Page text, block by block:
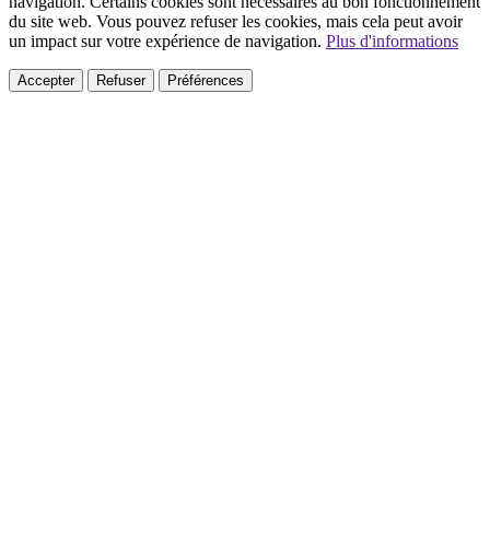
du site web. Vous pouvez refuser les cookies, mais cela peut avoir
un impact sur votre expérience de navigation. Plus d'informations
Accepter Refuser Préférences